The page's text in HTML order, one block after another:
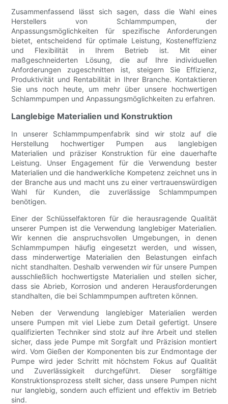
Zusammenfassend lässt sich sagen, dass die Wahl eines
Herstellers von Schlammpumpen, der
Anpassungsmöglichkeiten für spezifische Anforderungen
bietet, entscheidend für optimale Leistung, Kosteneffizienz
und Flexibilität in Ihrem Betrieb ist. Mit einer
maßgeschneiderten Lösung, die auf Ihre individuellen
Anforderungen zugeschnitten ist, steigern Sie Effizienz,
Produktivität und Rentabilität in Ihrer Branche. Kontaktieren
Sie uns noch heute, um mehr über unsere hochwertigen
Schlammpumpen und Anpassungsmöglichkeiten zu erfahren.
Langlebige Materialien und Konstruktion
In unserer Schlammpumpenfabrik sind wir stolz auf die
Herstellung hochwertiger Pumpen aus langlebigen
Materialien und präziser Konstruktion für eine dauerhafte
Leistung. Unser Engagement für die Verwendung bester
Materialien und die handwerkliche Kompetenz zeichnet uns in
der Branche aus und macht uns zu einer vertrauenswürdigen
Wahl für Kunden, die zuverlässige Schlammpumpen
benötigen.
Einer der Schlüsselfaktoren für die herausragende Qualität
unserer Pumpen ist die Verwendung langlebiger Materialien.
Wir kennen die anspruchsvollen Umgebungen, in denen
Schlammpumpen häufig eingesetzt werden, und wissen,
dass minderwertige Materialien den Belastungen einfach
nicht standhalten. Deshalb verwenden wir für unsere Pumpen
ausschließlich hochwertigste Materialien und stellen sicher,
dass sie Abrieb, Korrosion und anderen Herausforderungen
standhalten, die bei Schlammpumpen auftreten können.
Neben der Verwendung langlebiger Materialien werden
unsere Pumpen mit viel Liebe zum Detail gefertigt. Unsere
qualifizierten Techniker sind stolz auf ihre Arbeit und stellen
sicher, dass jede Pumpe mit Sorgfalt und Präzision montiert
wird. Vom Gießen der Komponenten bis zur Endmontage der
Pumpe wird jeder Schritt mit höchstem Fokus auf Qualität
und Zuverlässigkeit durchgeführt. Dieser sorgfältige
Konstruktionsprozess stellt sicher, dass unsere Pumpen nicht
nur langlebig, sondern auch effizient und effektiv im Betrieb
sind.